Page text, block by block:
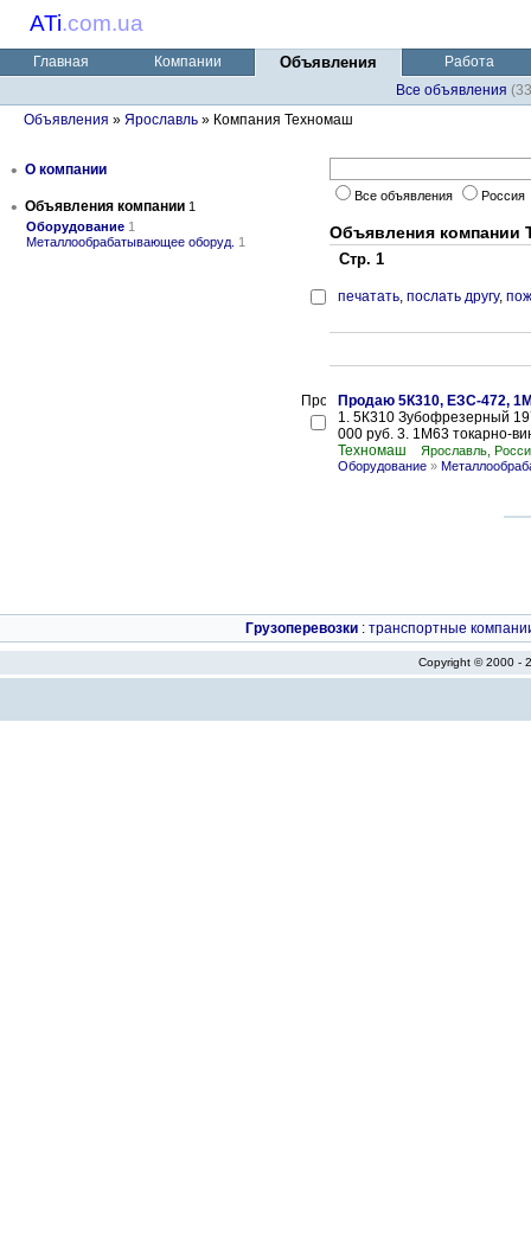
ATi.com.ua
Главная Компании Объявления
Работа
Все объявления
Объявления » Ярославль » Компания Техномаш
• О компании
• Объявления компании 1
Оборудование 1
Металлообрабатывающее оборуд. 1
Все объявления Россия
Объявления компании
Стр. 1
печатать, послать другу,
Продаю 5К310, ЕЗС-472,
1. 5К310 Зубофрезерный
000 руб. 3. 1М63 токарно-
Техномаш
Ярославль,
Оборудование »
Грузоперевозки : транспортные
Copyright © 2000 -